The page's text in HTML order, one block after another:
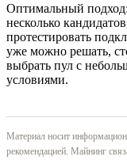
Оптимальный
несколько
протестировать
уже можно решать,
выбрать пул с
условиями.
Материал носит
рекомендацией. Майнинг